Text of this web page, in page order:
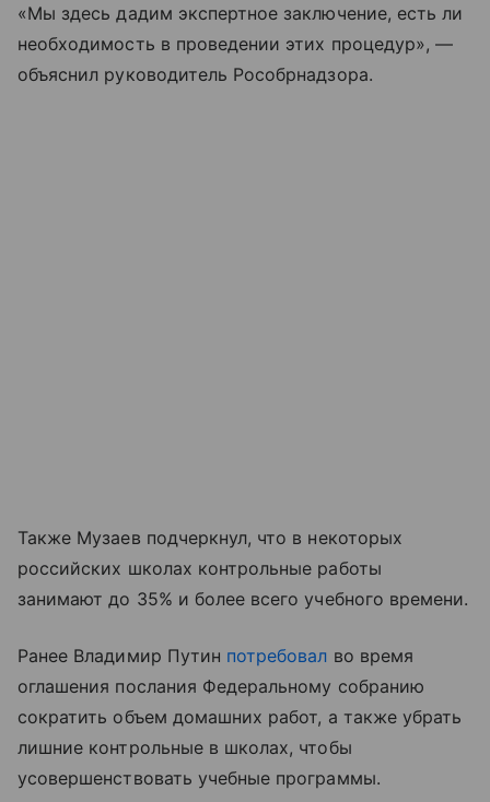
«Мы здесь дадим экспертное заключение, есть ли
необходимость в проведении этих процедур», —
объяснил руководитель Рособрнадзора.
Также Музаев подчеркнул, что в некоторых
российских школах контрольные работы
занимают до 35% и более всего учебного времени.
Ранее Владимир Путин потребовал во время
оглашения послания Федеральному собранию
сократить объем домашних работ, а также убрать
лишние контрольные в школах, чтобы
усовершенствовать учебные программы.